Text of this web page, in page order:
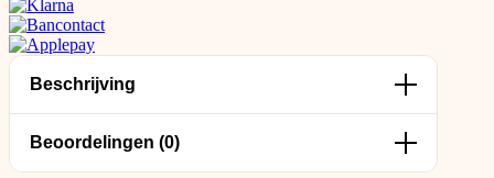
Beschrijving
Beoordelingen (0)